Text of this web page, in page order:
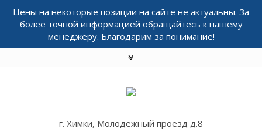
Цены на некоторые позиции на сайте не актуальны. За
более точной информацией обращайтесь к нашему
менеджеру. Благодарим за понимание!
г. Химки, Молодежный проезд д.8